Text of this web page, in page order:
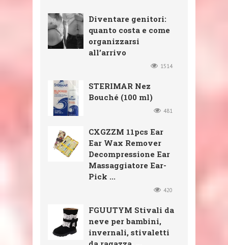
Diventare genitori:
quanto costa e come
organizzarsi
all’arrivo
1514
STERIMAR Nez
Bouché (100 ml)
481
CXGZZM 11pcs Ear
Ear Wax Remover
Decompressione Ear
Massaggiatore Ear-
Pick ...
420
FGUUTYM Stivali da
neve per bambini,
invernali, stivaletti